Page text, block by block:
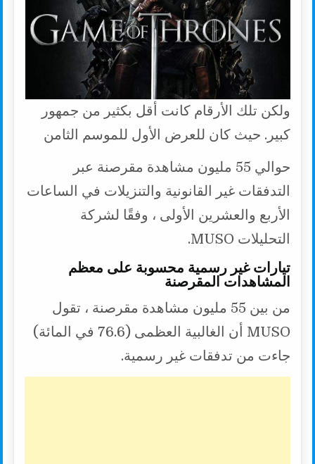
p
k
ولكن تلك الأرقام كانت أقل بكثير من جمهور
كبير. حيث كان للعرض الأول للموسم الثامن
حوالي 55 مليون مشاهدة مقرصنة عبر
التدفقات غير القانونية والتنزيلات في الساعات
الأربع والعشرين الأولى ، وفقًا لشركة
التحليلات MUSO.
تيارات غير رسمية محسوبة على معظم
المشاهدات المقرصنة
من بين 55 مليون مشاهدة مقرصنة ، تقول
MUSO أن الغالبية العظمى (76.6 في المائة)
جاءت من تدفقات غير رسمية.